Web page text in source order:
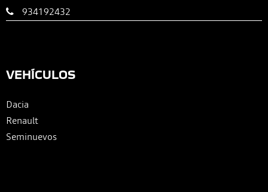
934192432
VEHÍCULOS
Dacia
Renault
Seminuevos